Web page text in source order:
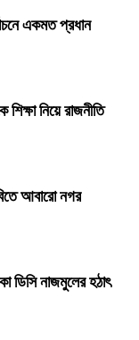
একমত প্রধান
নিয়ে রাজনীতি
আবারো নগর
ডিসি নাজমুলের হঠাৎ